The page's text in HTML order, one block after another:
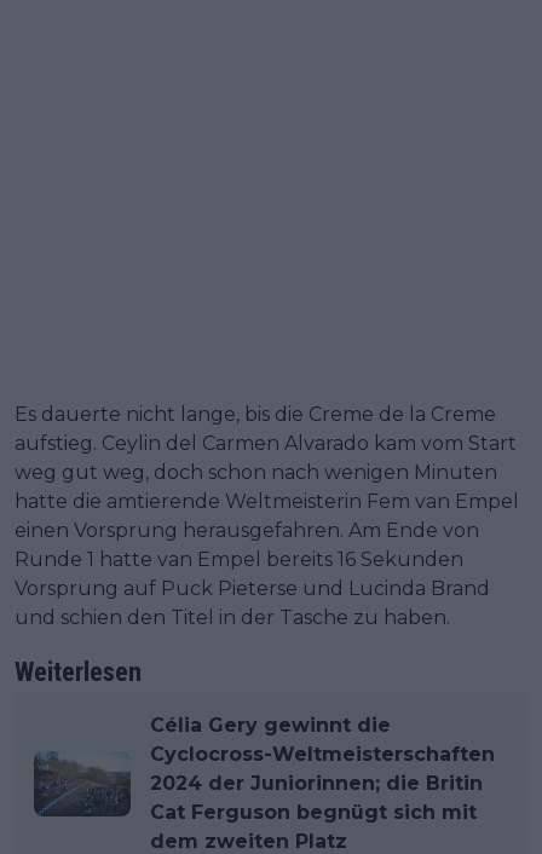
Es dauerte nicht lange, bis die Creme de la Creme
aufstieg. Ceylin del Carmen Alvarado kam vom Start
weg gut weg, doch schon nach wenigen Minuten
hatte die amtierende Weltmeisterin Fem van Empel
einen Vorsprung herausgefahren. Am Ende von
Runde 1 hatte van Empel bereits 16 Sekunden
Vorsprung auf Puck Pieterse und Lucinda Brand
und schien den Titel in der Tasche zu haben.
Weiterlesen
Célia Gery gewinnt die
Cyclocross-Weltmeisterschaften
2024 der Juniorinnen; die Britin
Cat Ferguson begnügt sich mit
dem zweiten Platz